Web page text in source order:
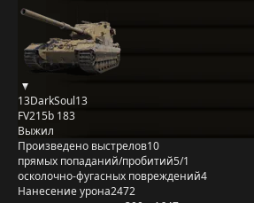
13DarkSoul13
FV215b 183
Выжил
Произведено выстрелов10
прямых попаданий/пробитий5/1
осколочно-фугасных повреждений4
Нанесение урона2472